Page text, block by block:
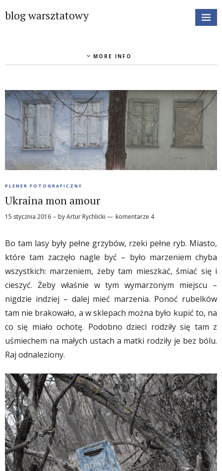
blog warsztatowy
MORE INFO
PLENER FOTOGRAFICZNY
Ukraina mon amour
15 stycznia 2016 byArtur Rychlicki komentarze 4
Bo tam lasy były pełne grzybów, rzeki pełne ryb. Miasto,
które tam zaczęło nagle być – było marzeniem chyba
wszystkich: marzeniem, żeby tam mieszkać, śmiać się i
cieszyć. Żeby właśnie w tym wymarzonym miejscu –
nigdzie indziej – dalej mieć marzenia. Ponoć rubelków
tam nie brakowało, a w sklepach można było kupić to, na
co się miało ochotę. Podobno dzieci rodziły się tam z
uśmiechem na małych ustach a matki rodziły je bez bólu.
Raj odnaleziony.